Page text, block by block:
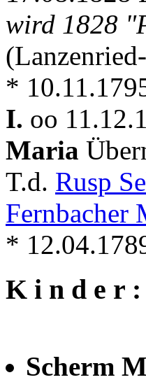
wird 1828
*
I. oo
Maria
T.d. Rusp
Fernbacher
*
K i n d e r :
Scherm